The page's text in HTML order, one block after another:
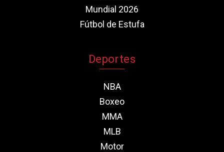
Mundial 2026
Fútbol de Estufa
Deportes
NBA
Boxeo
MMA
MLB
Motor